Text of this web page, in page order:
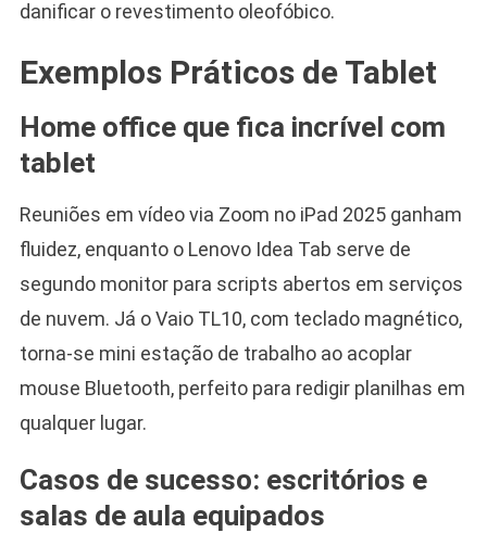
danificar o revestimento oleofóbico.
Exemplos Práticos de Tablet
Home office que fica incrível com
tablet
Reuniões em vídeo via Zoom no iPad 2025 ganham
fluidez, enquanto o Lenovo Idea Tab serve de
segundo monitor para scripts abertos em serviços
de nuvem. Já o Vaio TL10, com teclado magnético,
torna-se mini estação de trabalho ao acoplar
mouse Bluetooth, perfeito para redigir planilhas em
qualquer lugar.
Casos de sucesso: escritórios e
salas de aula equipados